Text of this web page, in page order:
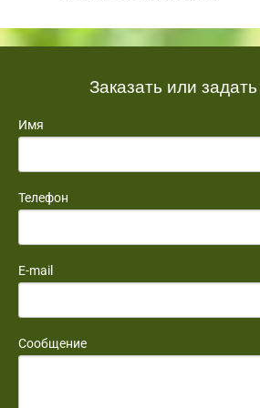
Заказать или
Имя
Телефон
E-mail
Сообщение